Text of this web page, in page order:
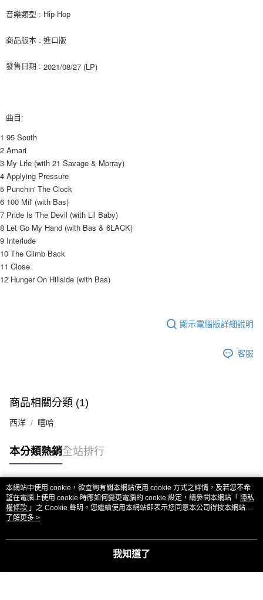
結帳頁面，進行簡訊認證並確認金額後，即可完成結帳。
３．收到繳費通知簡訊後14天內，點擊此簡訊中的連結，可透過四大超商／
購買商品的店家。未經商家同意取消之訂單仍視為有效，需透過AFTEE先享
【注意事項】
易，需依本服務之必要範圍內提供個人資料，並將交易相關給付款項請求債
權轉讓予恩沛科技股份有限公司。
２．關於個人資料處理事宜，請瀏覽以下網址：
https://aftee.tw/terms/#terms3
「AFTEE先享後付」，若未經同意申辦者引起之損失，本公司不負相關責
任。
４．使用「AFTEE先享後付」時，將依據個別帳號之用戶狀況，依本公司即
時審查核予不同之上限額度；若仍有額度不足之情形，本公司將視審查結果
請求用戶進行身份認證。
恩沛科技股份有限公司將有權停止該用戶之使用額度並採取法律行動。
付款後全家取貨
每筆NT$60，滿NT$1,599(含以上)免運費
宅配 (離島)
每筆NT$200
付款後門市自取
免運費
亞洲國家/地區配送
北美國家/地區配送
歐洲國家/地區配送
音樂類型 : Hip Hop
商品版本 : 進口版
發售日期 : 2021/08/27 (LP)
曲目:
1 95 South
2 Amari
3 My Life (with 21 Savage & Morray)
4 Applying Pressure
5 Punchin' The Clock
6 100 Mil' (with Bas)
7 Pride Is The Devil (with Lil Baby)
8 Let Go My Hand (with Bas & 6LACK)
9 Interlude
10 The Climb Back
11 Close
12 Hunger On Hillside (with Bas)
顯示電腦版詳細說明
客服
商品相關分類 (1)
西洋 嘻哈
本分類熱銷全站排行
熱門標籤
本網站中使用 cookie，欲查詢有關本網站使用 cookie 方式之詳情，及若您不希
望在電腦上使用 cookie 時應如何變更電腦的 cookie 設定，請參閱本網站「 隱私
權條款 」之 Cookie 聲明。您繼續使用本網站即表示您同意本公司得按本網站使
用條款之 Cookie 聲明使用 cookie。
了解更多 >
我知道了